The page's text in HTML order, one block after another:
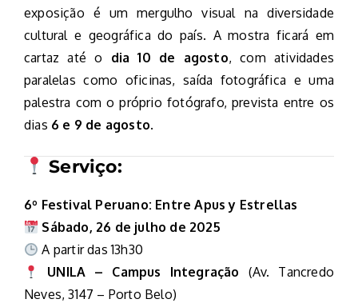
exposição é um mergulho visual na diversidade
cultural e geográfica do país. A mostra ficará em
cartaz até o dia 10 de agosto, com atividades
paralelas como oficinas, saída fotográfica e uma
palestra com o próprio fotógrafo, prevista entre os
dias 6 e 9 de agosto.
Serviço:
6º Festival Peruano: Entre Apus y Estrellas
Sábado, 26 de julho de 2025
A partir das 13h30
UNILA – Campus Integração (Av. Tancredo
Neves, 3147 – Porto Belo)